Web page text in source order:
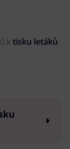
k tisku letáků.